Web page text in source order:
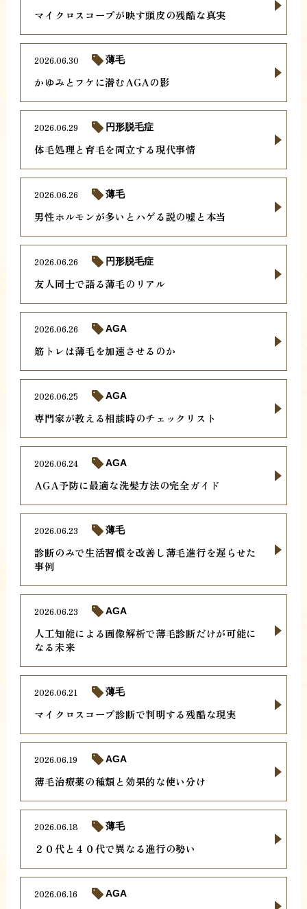
マイクロスコープが映す頭皮の残酷な真実
かゆみとフケに潜むAGAの影
2026.06.30 薄毛
体毛処理と育毛を両立する現代事情
2026.06.29 円形脱毛症
男性ホルモンが多いとハゲる説の嘘と本当
2026.06.26 薄毛
友人同士で語る薄毛のリアル
2026.06.26 円形脱毛症
筋トレは薄毛を加速させるのか
2026.06.26 AGA
専門家が教える相談時のチェックリスト
2026.06.25 AGA
AGA予防に最適な洗髪方法の完全ガイド
2026.06.24 AGA
診断のみで生活習慣を改善し薄毛進行を遅らせた
事例
2026.06.23 薄毛
人工知能による画像解析で薄毛診断だけが可能に
なる未来
2026.06.23 AGA
マイクロスコープ診断で判明する残酷な現実
2026.06.21 薄毛
薄毛治療薬の種類と効果的な使い分け
2026.06.19 AGA
２０代と４０代で異なる進行の勢い
2026.06.18 薄毛
2026.06.16 AGA